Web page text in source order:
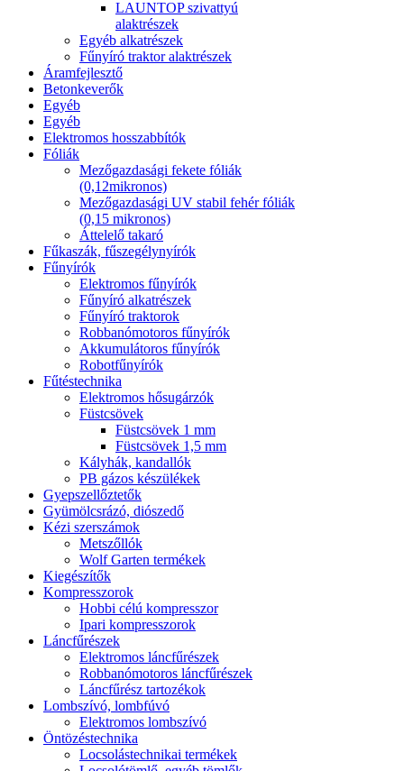
LAUNTOP szivattyú
alaktrészek
Egyéb alkatrészek
Fűnyíró traktor alaktrészek
Áramfejlesztő
Betonkeverők
Egyéb
Egyéb
Elektromos hosszabbítók
Fóliák
Mezőgazdasági fekete fóliák
(0,12mikronos)
Mezőgazdasági UV stabil fehér fóliák
(0,15 mikronos)
Áttelelő takaró
Fűkaszák, fűszegélynyírók
Fűnyírók
Elektromos fűnyírók
Fűnyíró alkatrészek
Fűnyíró traktorok
Robbanómotoros fűnyírók
Akkumulátoros fűnyírók
Robotfűnyírók
Fűtéstechnika
Elektromos hősugárzók
Füstcsövek
Füstcsövek 1 mm
Füstcsövek 1,5 mm
Kályhák, kandallók
PB gázos készülékek
Gyepszellőztetők
Gyümölcsrázó, diószedő
Kézi szerszámok
Metszőllók
Wolf Garten termékek
Kiegészítők
Kompresszorok
Hobbi célú kompresszor
Ipari kompresszorok
Láncfűrészek
Elektromos láncfűrészek
Robbanómotoros láncfűrészek
Láncfűrész tartozékok
Lombszívó, lombfúvó
Elektromos lombszívó
Öntözéstechnika
Locsolástechnikai termékek